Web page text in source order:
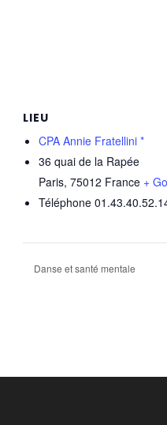
LIEU
CPA Annie Fratellini *
36 quai de la Rapée
Paris, 75012 France +
Téléphone
Danse et santé mentale